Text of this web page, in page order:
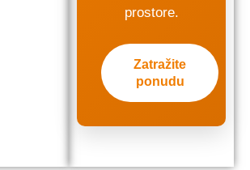
prostore.
Zatražite
ponudu